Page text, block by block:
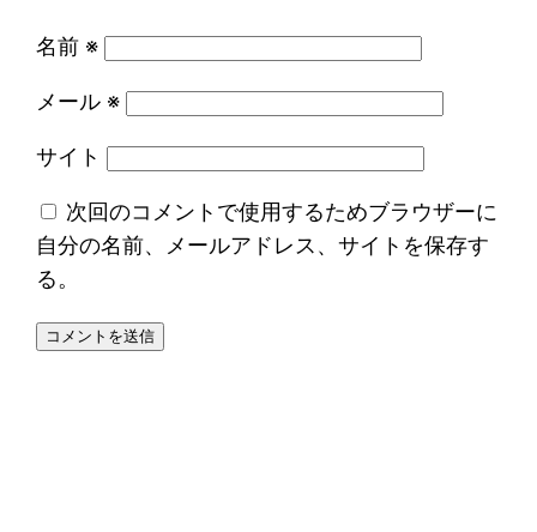
名前 ※
メール ※
サイト
次回のコメントで使用するためブラウザーに
自分の名前、メールアドレス、サイトを保存す
る。